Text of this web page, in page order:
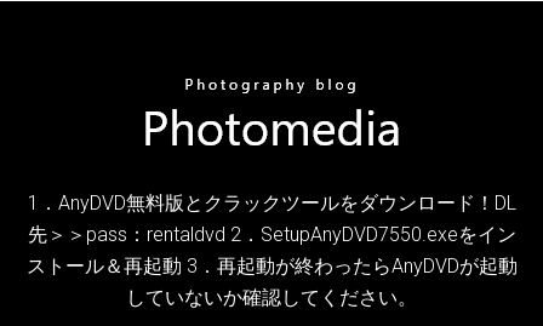
1．AnyDVD無料版とクラックツールをダウンロード！DL
先＞＞pass：rentaldvd 2．SetupAnyDVD7550.exeをイン
ストール＆再起動 3．再起動が終わったらAnyDVDが起動
していないか確認してください。